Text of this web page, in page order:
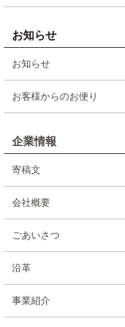
お知らせ
お知らせ
お客様からのお便り
企業情報
寄稿文
会社概要
ごあいさつ
沿革
事業紹介